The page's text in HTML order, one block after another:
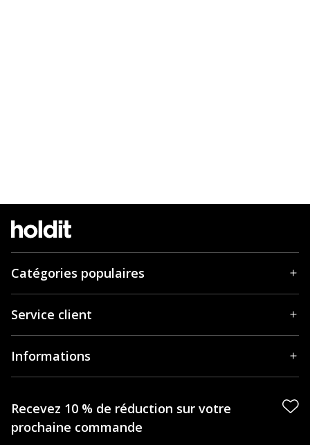
Catégories populaires
Service client
Informations
Recevez 10 % de réduction sur votre
prochaine commande